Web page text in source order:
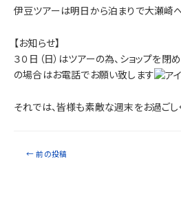
伊豆ツアーは明日から泊まりで大瀬崎
【お知らせ】
３０日（日）はツアーの為、ショップを閉
の場合はお電話でお願い致します
それでは、皆様も素敵な週末をお過ごし
← 前の投稿